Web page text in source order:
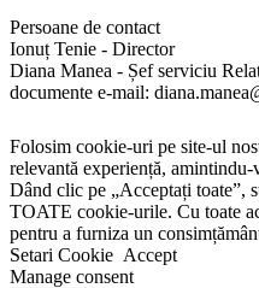
Persoane de contact
Ionuț Tenie - Director
Diana Manea - Șef serviciu
documente e-mail:
Folosim cookie-uri pe site-ul
relevantă experiență,
Dând clic pe „Acceptați toate”,
TOATE cookie-urile. Cu toate
pentru a furniza un
Setari Cookie Accept
Manage consent